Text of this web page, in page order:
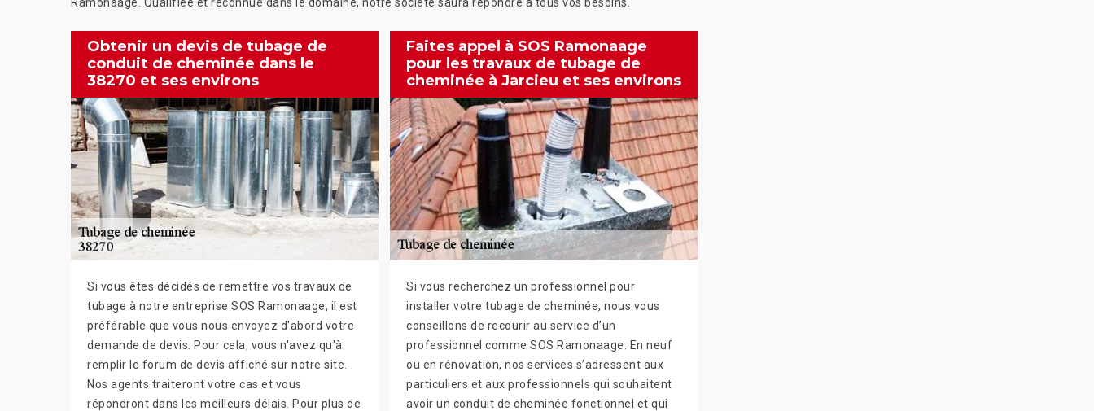
Obtenir un devis de tubage de
conduit de cheminée dans le
38270 et ses environs
Si vous êtes décidés de remettre vos travaux de
tubage à notre entreprise SOS Ramonaage, il est
préférable que vous nous envoyez d'abord votre
demande de devis. Pour cela, vous n'avez qu'à
remplir le forum de devis affiché sur notre site.
Nos agents traiteront votre cas et vous
répondront dans les meilleurs délais. Pour plus de
Faites appel à SOS Ramonaage
pour les travaux de tubage de
cheminée à Jarcieu et ses environs
Si vous recherchez un professionnel pour
installer votre tubage de cheminée, nous vous
conseillons de recourir au service d’un
professionnel comme SOS Ramonaage. En neuf
ou en rénovation, nos services s’adressent aux
particuliers et aux professionnels qui souhaitent
avoir un conduit de cheminée fonctionnel et qui